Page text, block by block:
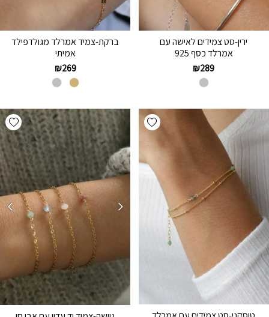
ירין-סט צמידים לאישה עם
אמרלד כסף 925
₪289
ברקת-צמיד אמרלד מגולדפילד
אמיתי
₪269
Add wishlist